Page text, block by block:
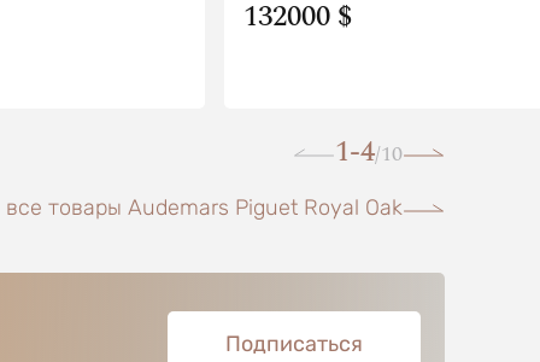
132000 $
1-4/10
товары Audemars Piguet Royal Oak
Подписаться